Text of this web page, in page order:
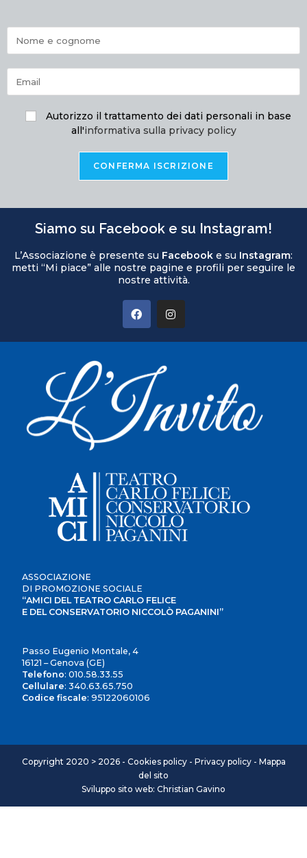
Autorizzo il trattamento dei dati personali in base
all'informativa sulla privacy policy
Siamo su Facebook e su Instagram!
L’Associazione è presente su Facebook e su Instagram:
metti “Mi piace” alle nostre pagine e profili per seguire le
nostre attività.
ASSOCIAZIONE
DI PROMOZIONE SOCIALE
“AMICI DEL TEATRO CARLO FELICE
E DEL CONSERVATORIO NICCOLÒ PAGANINI”
Passo Eugenio Montale, 4
16121 – Genova (GE)
Telefono:010.58.33.55
Cellulare:340.63.65.750
Codice fiscale: 95122060106
Copyright 2020 > 2026 - Cookies policy- Privacy policy- Mappa
del sito
Sviluppo sito web: Christian Gavino